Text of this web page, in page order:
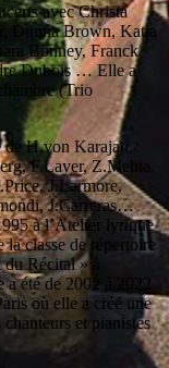
avec Christa
Donna Brown, Katia
Bonney, Franck
Dubois … Elle a
(Trio
de H.von Karajan,
F.Layer, Z.Mehta.
J.Larmore,
J.Carreras…
à l’Atelier lyrique
la classe de répertoire
Récital » à
été de 2002 à 2022
où elle a créé une
et pianistes